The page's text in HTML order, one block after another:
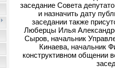
заседание Совета
и назначить дату
заседании также
Люберцы Илья
Сыров, начальник
Кинаева, начальник
конструктивном общении